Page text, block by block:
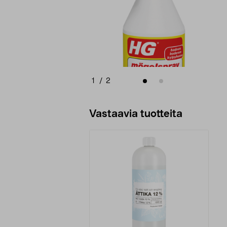
1 / 2
Vastaavia tuotteita